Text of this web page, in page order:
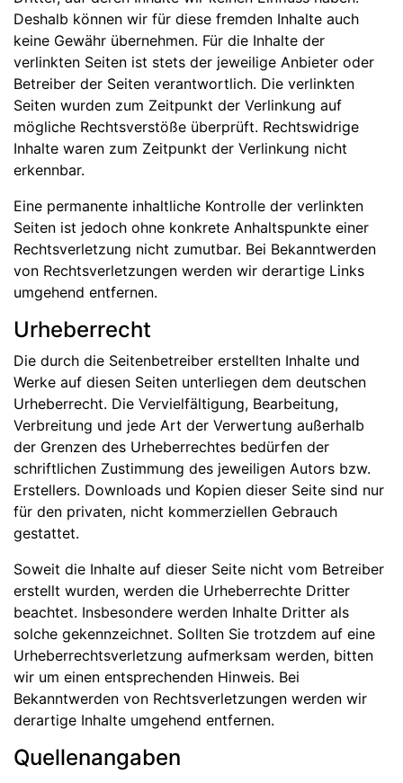
Deshalb können wir für diese fremden Inhalte auch
keine Gewähr übernehmen. Für die Inhalte der
verlinkten Seiten ist stets der jeweilige Anbieter oder
Betreiber der Seiten verantwortlich. Die verlinkten
Seiten wurden zum Zeitpunkt der Verlinkung auf
mögliche Rechtsverstöße überprüft. Rechtswidrige
Inhalte waren zum Zeitpunkt der Verlinkung nicht
erkennbar.
Eine permanente inhaltliche Kontrolle der verlinkten
Seiten ist jedoch ohne konkrete Anhaltspunkte einer
Rechtsverletzung nicht zumutbar. Bei Bekanntwerden
von Rechtsverletzungen werden wir derartige Links
umgehend entfernen.
Urheberrecht
Die durch die Seitenbetreiber erstellten Inhalte und
Werke auf diesen Seiten unterliegen dem deutschen
Urheberrecht. Die Vervielfältigung, Bearbeitung,
Verbreitung und jede Art der Verwertung außerhalb
der Grenzen des Urheberrechtes bedürfen der
schriftlichen Zustimmung des jeweiligen Autors bzw.
Erstellers. Downloads und Kopien dieser Seite sind nur
für den privaten, nicht kommerziellen Gebrauch
gestattet.
Soweit die Inhalte auf dieser Seite nicht vom Betreiber
erstellt wurden, werden die Urheberrechte Dritter
beachtet. Insbesondere werden Inhalte Dritter als
solche gekennzeichnet. Sollten Sie trotzdem auf eine
Urheberrechtsverletzung aufmerksam werden, bitten
wir um einen entsprechenden Hinweis. Bei
Bekanntwerden von Rechtsverletzungen werden wir
derartige Inhalte umgehend entfernen.
Quellenangaben